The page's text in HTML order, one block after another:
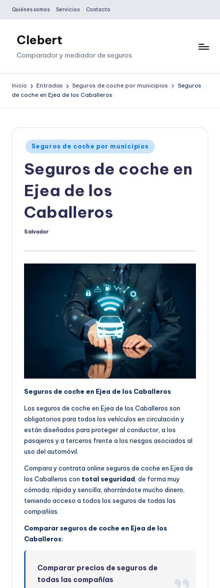
Saltar
contenido
Quiénes somos Servicios Contacto
Clebert
Comparador y mediador de seguros
Inicio Entradas Seguros de coche por municipios
Seguros
de coche en Ejea de los Caballeros
Publicado
en
Seguros de coche por municipios
Seguros de coche en
Ejea de los
Caballeros
Publicado
Salvador
Seguros de coche en Ejea de los Caballeros
Los seguros de coche en Ejea de los Caballeros son
obligatorios para todos los vehículos en circulación y
están diseñados para proteger al conductor, a los
pasajeros y a terceros frente a los riesgos asociados al
uso del automóvil.
Compara y contrata online seguros de coche en Ejea de
los Caballeros con total seguridad , de forma muy
cómoda, rápida y sencilla, ahorrándote mucho dinero,
teniendo acceso a todos los seguros de todas las
compañías.
Comparar seguros de coche en Ejea de los
Caballeros:
Comparar precios de seguros de
todas las compañías